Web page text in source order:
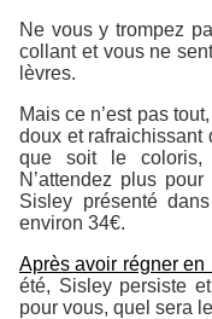
Ne vous y trompez
collant et vous ne
lèvres.
Mais ce n’est pas
doux et rafraichissant
que soit le coloris,
N’attendez plus
Sisley présenté
environ 34€.
Après avoir régner en
été, Sisley persiste
pour vous, quel sera